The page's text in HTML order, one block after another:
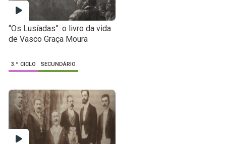
“Os Lusíadas”: o livro da vida
de Vasco Graça Moura
3.º CICLO SECUNDÁRIO